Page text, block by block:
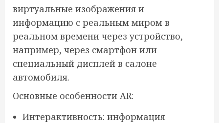
виртуальные изображения и
информацию с реальным миром в
реальном времени через устройство,
например, через смартфон или
специальный дисплей в салоне
автомобиля.
Основные особенности AR:
Интерактивность: информация